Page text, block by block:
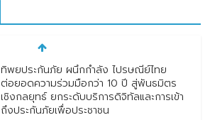
ทิพยประกันภัย ผนึกกำลัง ไปรษณีย์ไทย
ต่อยอดความร่วมมือกว่า 10 ปี สู่พันธมิตร
เชิงกลยุทธ์ ยกระดับบริการดิจิทัลและการเข้า
ถึงประกันภัยเพื่อประชาชน